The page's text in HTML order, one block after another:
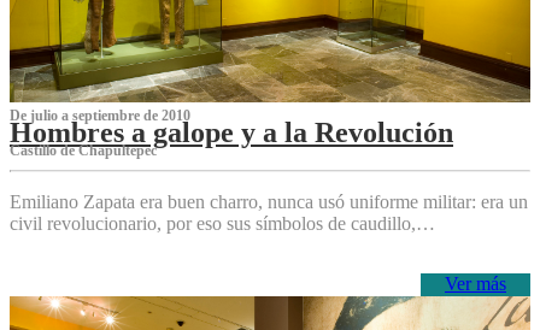
De julio a septiembre de 2010
Hombres a galope y a la Revolución
Castillo de Chapultepec
Emiliano Zapata era buen charro, nunca usó uniforme militar: era un
civil revolucionario, por eso sus símbolos de caudillo,…
Ver más